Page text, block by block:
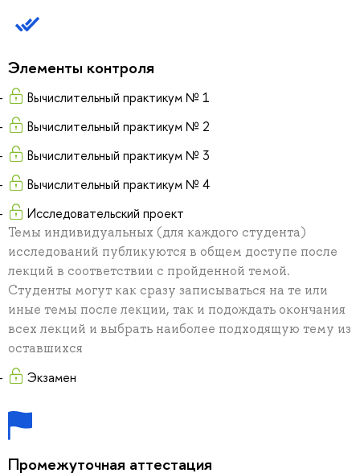
Элементы контроля
Вычислительный практикум № 1
Вычислительный практикум № 2
Вычислительный практикум № 3
Вычислительный практикум № 4
Исследовательский проект
Темы индивидуальных (для каждого студента)
исследований публикуются в общем доступе после
лекций в соответствии с пройденной темой.
Студенты могут как сразу записываться на те или
иные темы после лекции, так и подождать окончания
всех лекций и выбрать наиболее подходящую тему из
оставшихся
Экзамен
Промежуточная аттестация